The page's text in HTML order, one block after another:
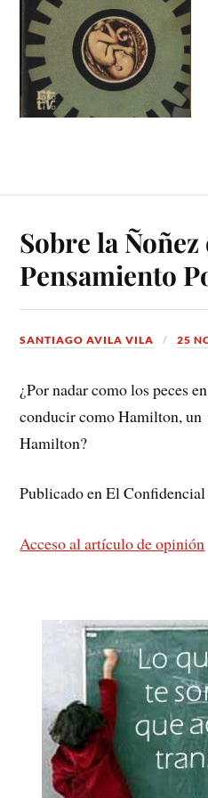
Sobre la Ñoñez
Pensamiento
SANTIAGO AVILA VILA 25
¿Por nadar como los peces
conducir como Hamilton, un
Hamilton?
Publicado en El
Acceso al artículo de opinión